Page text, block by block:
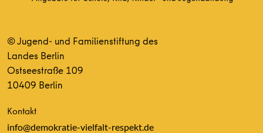
© Jugend- und Familienstiftung des
Landes Berlin
Ostseestraße 109
10409 Berlin
Kontakt
info@demokratie-vielfalt-respekt.de